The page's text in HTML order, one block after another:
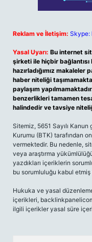
Reklam ve İletişim: Skype:
Yasal Uyarı: Bu internet
şirketi ile hiçbir
hazırladığımız makaleler
haber niteliği
paylaşım
benzerlikleri tamamen
halindedir ve tavsiye
Sitemiz, 5651 Sayılı
Kurumu (BTK) tarafından
vermektedir. Bu nedenle,
veya araştırma
yazdıkları içeriklerin
bu sorumluluğu kabul etmiş
Hukuka ve yasal
içerikleri,
ilgili içerikler yasal süre